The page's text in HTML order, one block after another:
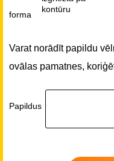
forma
kontūru
Varat norādīt papildu
ovālas pamatnes,
Papildus